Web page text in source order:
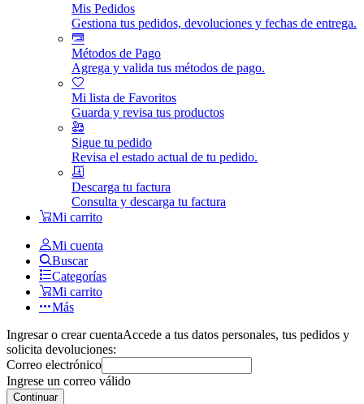
Mis Pedidos
Gestiona tus pedidos, devoluciones y fechas de entrega.
Métodos de Pago
Agrega y valida tus métodos de pago.
Mi lista de Favoritos
Guarda y revisa tus productos
Sigue tu pedido
Revisa el estado actual de tu pedido.
Descarga tu factura
Consulta y descarga tu factura
Mi carrito
Mi cuenta
Buscar
Categorías
Mi carrito
Más
Ingresar o crear cuentaAccede a tus datos personales, tus pedidos y
solicita devoluciones:
Correo electrónico
Ingrese un correo válido
Continuar